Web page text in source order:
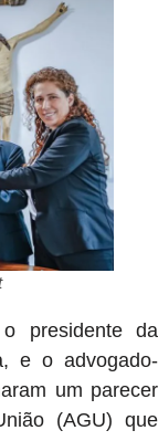
presidente da
e o advogado-
um parecer
(AGU) que